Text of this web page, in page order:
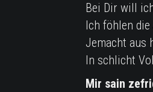
Bei Dir will
Ich föhlen
Jemacht aus
In schlicht
Mir sain